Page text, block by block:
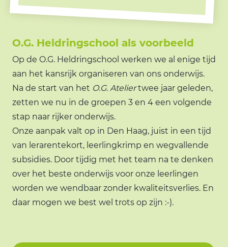
O.G. Heldringschool als voorbeeld
Op de O.G. Heldringschool werken we al enige tijd
aan het kansrijk organiseren van ons onderwijs.
Na de start van het O.G. Ateliertwee jaar geleden,
zetten we nu in de groepen 3 en 4 een volgende
stap naar rijker onderwijs.
Onze aanpak valt op in Den Haag, juist in een tijd
van lerarentekort, leerlingkrimp en wegvallende
subsidies. Door tijdig met het team na te denken
over het beste onderwijs voor onze leerlingen
worden we wendbaar zonder kwaliteitsverlies. En
daar mogen we best wel trots op zijn :-).